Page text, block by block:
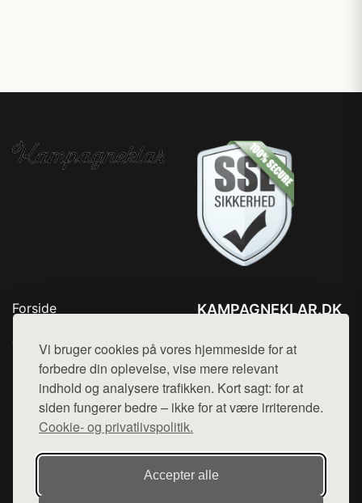
Vi bruger cookies på vores hjemmeside for at
forbedre din oplevelse, vise mere relevant
indhold og analysere trafikken. Kort sagt: for at
siden fungerer bedre – ikke for at være irriterende.
Cookie- og privatlivspolitik.
Accepter alle
Forside
Top Rabatter
Kontakt
KAMPAGNEKLAR.DK
Mail: hej@want.dk
Cookie- og privatlivspolitik
Denne side er en del af want.dk, der udgiver en række
hjemmesider med præsentation af forskellige produkter fra